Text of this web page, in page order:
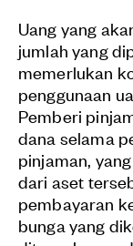
Uang yang
jumlah yang
memerlukan
penggunaan
Pemberi
dana selama
pinjaman,
dari aset
pembayaran
bunga yang